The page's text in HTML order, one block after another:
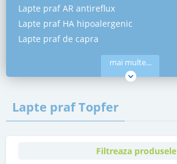
Lapte praf AR antireflux
Lapte praf HA hipoalergenic
Lapte praf de capra
mai multe...
Lapte praf Topfer
Filtreaza produsele